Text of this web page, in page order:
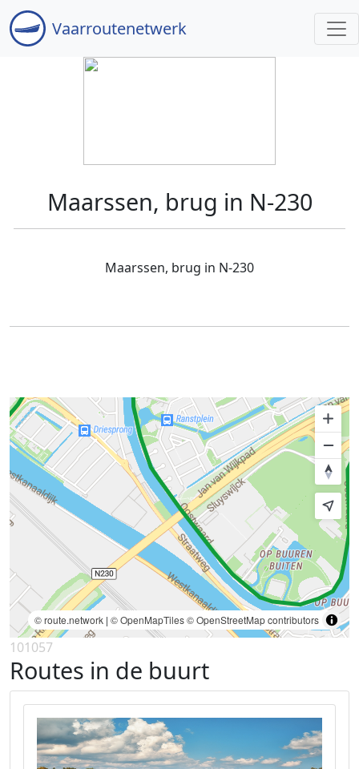
Vaarroutenetwerk
Maarssen, brug in N-230
Maarssen, brug in N-230
© route.network | © OpenMapTiles© OpenStreetMap contributors
101057
Routes in de buurt